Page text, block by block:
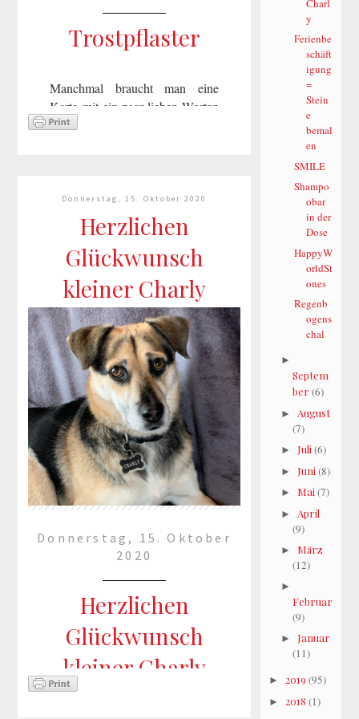
Trostpflaster
Manchmal braucht man eine
Karte mit ein paar lieben Worten
als Trostpflasteroder um "Alles
und gesundes...
mehr lesen »
Donnerstag, 15. Oktober 2020
Herzlichen
Glückwunsch
kleiner Charly
Donnerstag, 15. Oktober
2020
Herzlichen
Glückwunsch
kleiner Charly
Charl
y
Ferienbe
schäft
igung
=
Stein
e
bemal
en
SMILE
Shampo
obar
in der
Dose
HappyW
orldSt
ones
Regenb
ogens
chal
►
Septem
ber(6)
► August
(7)
► Juli (6)
► Juni (8)
► Mai (7)
► April
(9)
► März
(12)
►
Februar
(9)
► Januar
(11)
► 2019 (95)
► 2018 (1)